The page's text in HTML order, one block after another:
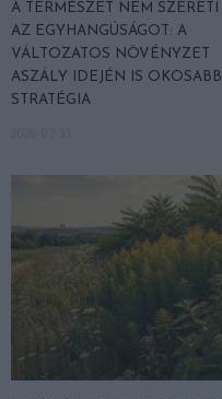
A TERMÉSZET NEM SZERETI
AZ EGYHANGÚSÁGOT: A
VÁLTOZATOS NÖVÉNYZET
ASZÁLY IDEJÉN IS OKOSABB
STRATÉGIA